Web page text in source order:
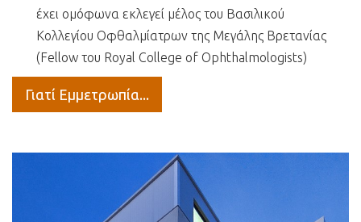
έχει ομόφωνα εκλεγεί μέλος του Βασιλικού
Κολλεγίου Οφθαλμίατρων της Μεγάλης Βρετανίας
(Fellow του Royal College of Ophthalmologists)
Γιατί Εμμετρωπία...